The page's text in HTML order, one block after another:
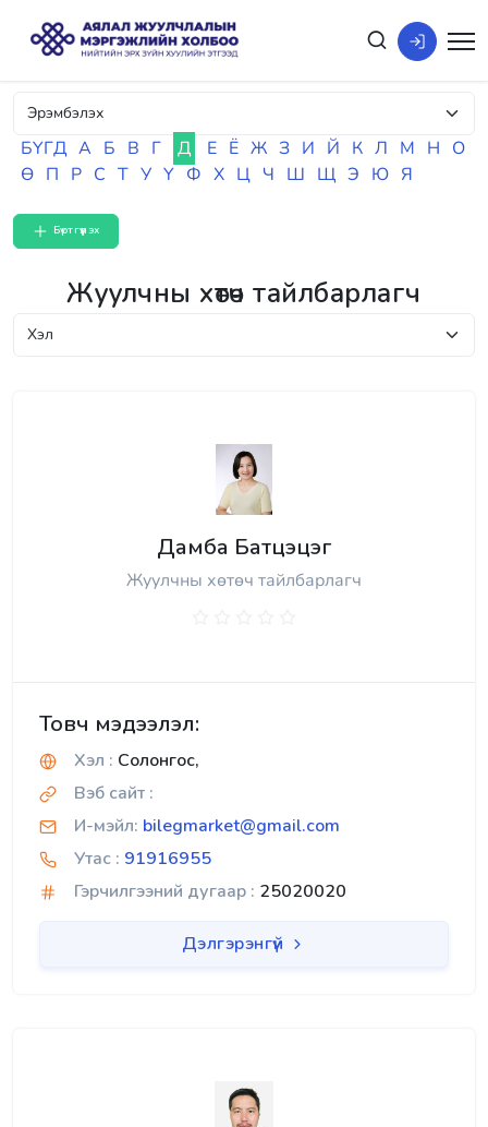
БҮГД А Б В Г Д Е Ё Ж З И Й К Л М Н О
Ө П Р С Т У Ү Ф Х Ц Ч Ш Щ Э Ю Я
Бүртгүүлэх
Жуулчны хөтөч тайлбарлагч
Дамба Батцэцэг
Жуулчны хөтөч тайлбарлагч
Товч мэдээлэл:
Хэл : Солонгос,
Вэб сайт :
И-мэйл: bilegmarket@gmail.com
Утас : 91916955
Гэрчилгээний дугаар : 25020020
Дэлгэрэнгүй